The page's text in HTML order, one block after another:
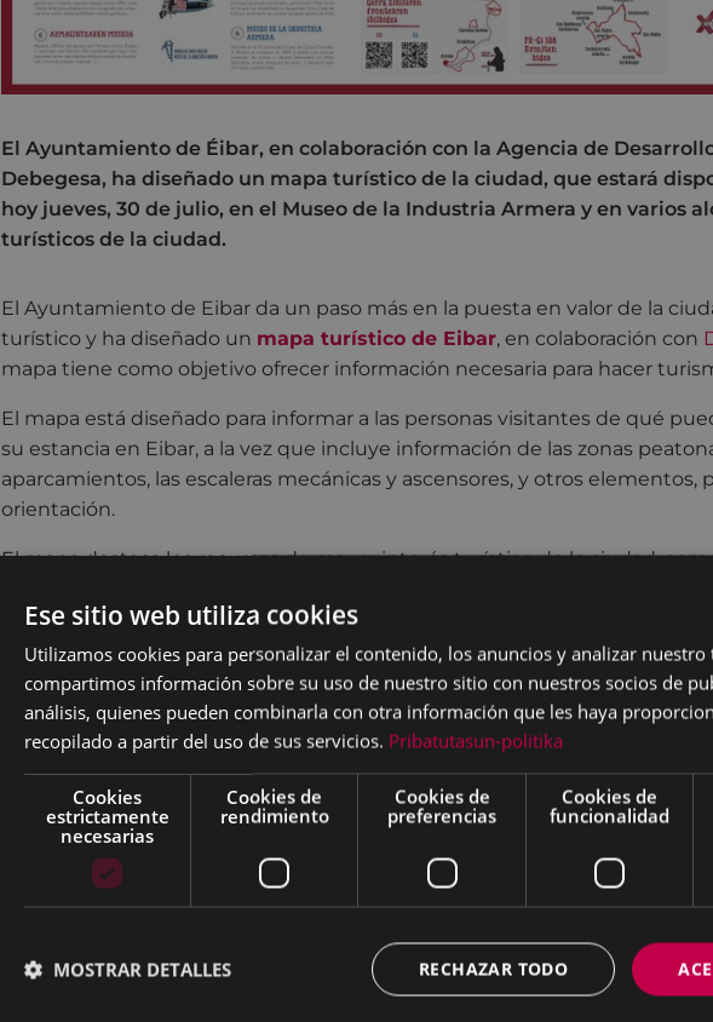
El Ayuntamiento de Éibar, en colaboración con la Agencia de
Debegesa, ha diseñado un mapa turístico de la ciudad, que estará
hoy jueves, 30 de julio, en el Museo de la Industria Armera y en varios
turísticos de la ciudad.
El Ayuntamiento de Eibar da un paso más en la puesta en valor de la
turístico y ha diseñado un mapa turístico de Eibar, en colaboración con
mapa tiene como objetivo ofrecer información necesaria para hacer
El mapa está diseñado para informar a las personas visitantes de qué
su estancia en Eibar, a la vez que incluye información de las zonas
aparcamientos, las escaleras mecánicas y ascensores, y otros elementos,
orientación.
El mapa destaca los recursos de mayor interés turístico de la ciudad,
Ayuntamiento, el Estadio Municipal Ipurua, el Frontón Astelena, la Iglesia
casa de cultura Portalea, el Teatro Coliseo, la Ermita de Azitain, el Centro
del Frente de la Guerra Civil, y el propio Museo de la Industria Armera. De
un breve párrafo descriptivo con información de interés.
También se representa en el mapa turístico la zona de la Universidad, y
a Arrate, así como información sobre las rutas que se pueden hacer en la
información sobre webs de transporte, la web del Ayuntamiento de Eibar,
Turismo, del Museo de la Industria Armera y del Centro de Interpretación
Guerra Civil.
partir de la semana que viene también se podrá obtener en los
Ese sitio web utiliza cookies
Utilizamos cookies para personalizar el contenido, los anuncios y analizar nuestro
compartimos información sobre su uso de nuestro sitio con nuestros socios de
análisis, quienes pueden combinarla con otra información que les haya
recopilado a partir del uso de sus servicios. Pribatutasun-politika
Cookies
estrictamente
necesarias
Cookies de
rendimiento
Cookies de
preferencias
Cookies de
funcionalidad
RECHAZAR TODO
MOSTRAR DETALLES